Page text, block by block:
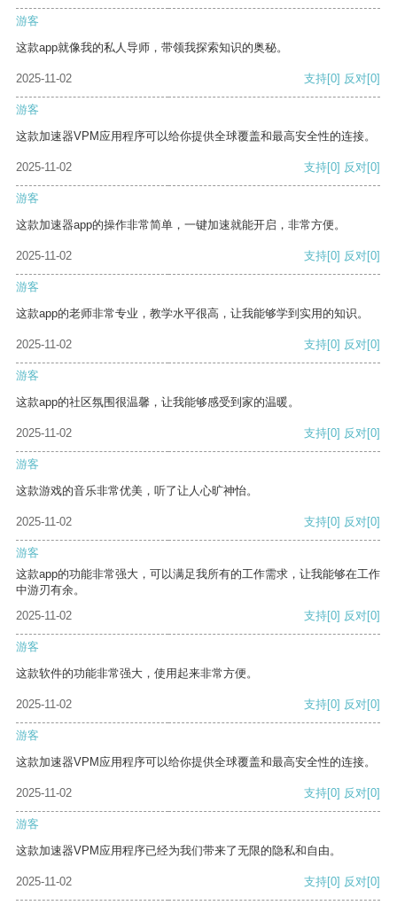
游客
这款app就像我的私人导师，带领我探索知识的奥秘。
2025-11-02 支持[0] 反对[0]
游客
这款加速器VPM应用程序可以给你提供全球覆盖和最高安全性的连接。
2025-11-02 支持[0] 反对[0]
游客
这款加速器app的操作非常简单，一键加速就能开启，非常方便。
2025-11-02 支持[0] 反对[0]
游客
这款app的老师非常专业，教学水平很高，让我能够学到实用的知识。
2025-11-02 支持[0] 反对[0]
游客
这款app的社区氛围很温馨，让我能够感受到家的温暖。
2025-11-02 支持[0] 反对[0]
游客
这款游戏的音乐非常优美，听了让人心旷神怡。
2025-11-02 支持[0] 反对[0]
游客
这款app的功能非常强大，可以满足我所有的工作需求，让我能够在工作
中游刃有余。
2025-11-02
支持[0] 反对[0]
游客
这款软件的功能非常强大，使用起来非常方便。
2025-11-02 支持[0] 反对[0]
游客
这款加速器VPM应用程序可以给你提供全球覆盖和最高安全性的连接。
2025-11-02 支持[0] 反对[0]
游客
这款加速器VPM应用程序已经为我们带来了无限的隐私和自由。
2025-11-02 支持[0] 反对[0]